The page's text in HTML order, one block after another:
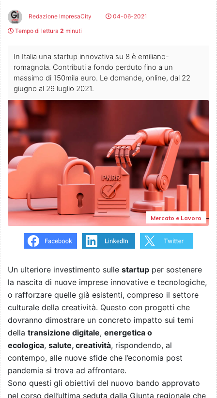
Redazione ImpresaCity
04-06-2021
Tempo di lettura 2 minuti
In Italia una startup innovativa su 8 è emiliano-
romagnola. Contributi a fondo perduto fino a un
massimo di 150mila euro. Le domande, online, dal 22
giugno al 29 luglio 2021.
Mercato e Lavoro
Un ulteriore investimento sulle startup per sostenere
la nascita di nuove imprese innovative e tecnologiche,
o rafforzare quelle già esistenti, compreso il settore
culturale della creatività. Questo con progetti che
dovranno dimostrare un concreto impatto sui temi
della transizione digitale, energetica o
ecologica, salute, creatività, rispondendo, al
contempo, alle nuove sfide che l’economia post
pandemia si trova ad affrontare.
Sono questi gli obiettivi del nuovo bando approvato
nel corso dell’ultima seduta dalla Giunta regionale che